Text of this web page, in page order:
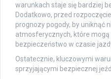
warunkach staje się bardziej
Dodatkowo, przed
prognozy pogody, by uniknąć
atmosferycznych, które mogą
bezpieczeństwo w czasie
Ostatecznie, kluczowymi
sprzyjającymi bezpiecznej